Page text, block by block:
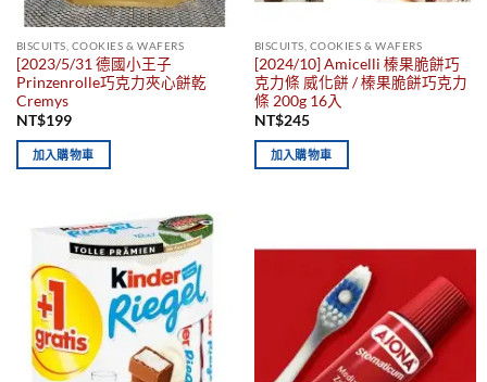
BISCUITS, COOKIES & WAFERS
[2023/5/31 德國小王子
Prinzenrolle巧克力夾心餅乾
Cremys
NT$199
加入購物車
BISCUITS, COOKIES & WAFERS
[2024/10] Amicelli 榛果脆餅巧
克力條 威化餅 / 榛果脆餅巧克力
條 200g 16入
NT$245
加入購物車